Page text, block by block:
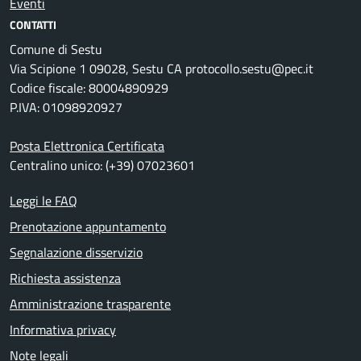
CONTATTI
Comune di Sestu
Via Scipione 1 09028, Sestu CA protocollo.sestu@pec.it
Codice fiscale: 80004890929
P.IVA: 01098920927
Posta Elettronica Certificata
Centralino unico: (+39) 07023601
Leggi le FAQ
Prenotazione appuntamento
Segnalazione disservizio
Richiesta assistenza
Amministrazione trasparente
Informativa privacy
Note legali